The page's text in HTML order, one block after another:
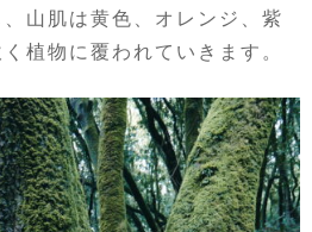
山肌は黄色、オレンジ、紫
植物に覆われていきます。